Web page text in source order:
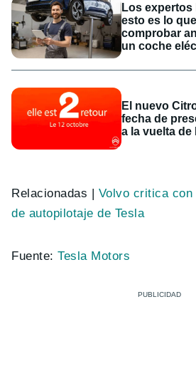
Los expertos
esto es lo
comprobar
un coche
El nuevo
fecha de
a la vuelta de
Relacionadas | Volvo critica
de autopilotaje de Tesla
Fuente:Tesla Motors